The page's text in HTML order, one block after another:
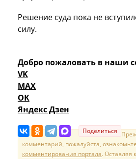
Решение суда пока не
силу.
Добро пожаловать в наши
VK
MAX
OK
Яндекс Дзен
Поделиться
комментарий, пожалуйста,
комментирования портала. Оставляя